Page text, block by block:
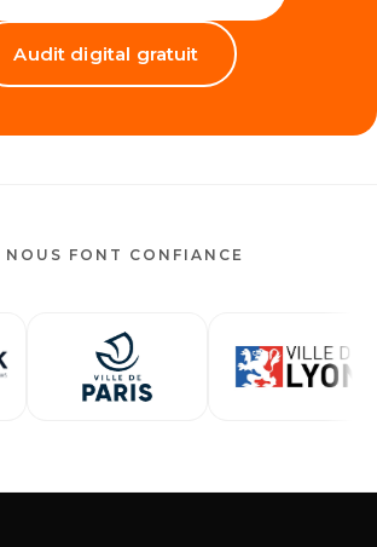
Audit digital gratuit
NOUS FONT CONFIANCE